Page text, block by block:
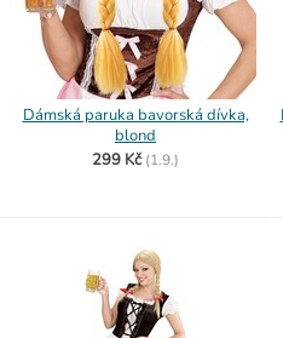
Dámská paruka bavorská dívka,
blond
299 Kč (1.9.)